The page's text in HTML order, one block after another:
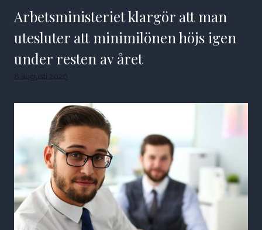
Arbetsministeriet klargör att man
utesluter att minimilönen höjs igen
under resten av året
8 augusti 2026